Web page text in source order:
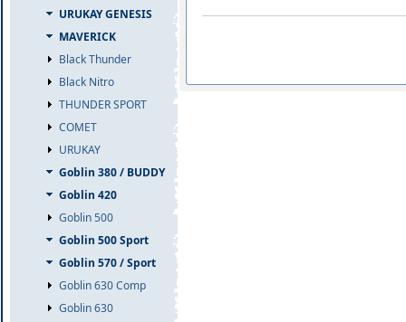
URUKAY GENESIS
MAVERICK
Black Thunder
Black Nitro
THUNDER SPORT
COMET
URUKAY
Goblin 380 / BUDDY
Goblin 420
Goblin 500
Goblin 500 Sport
Goblin 570 / Sport
Goblin 630 Comp
Goblin 630